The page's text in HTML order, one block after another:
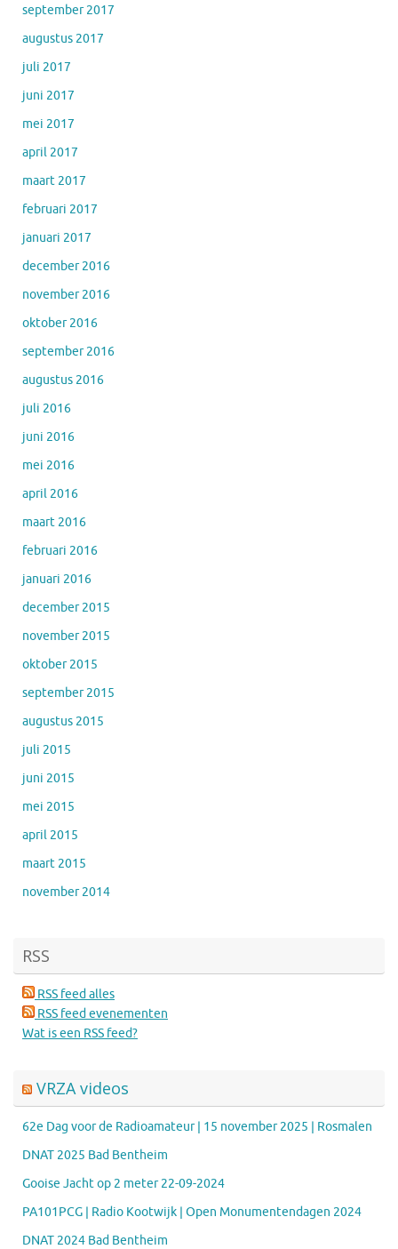
september 2017
augustus 2017
juli 2017
juni 2017
mei 2017
april 2017
maart 2017
februari 2017
januari 2017
december 2016
november 2016
oktober 2016
september 2016
augustus 2016
juli 2016
juni 2016
mei 2016
april 2016
maart 2016
februari 2016
januari 2016
december 2015
november 2015
oktober 2015
september 2015
augustus 2015
juli 2015
juni 2015
mei 2015
april 2015
maart 2015
november 2014
RSS
RSS feed alles
RSS feed evenementen
Wat is een RSS feed?
VRZA videos
62e Dag voor de Radioamateur | 15 november 2025 | Rosmalen
DNAT 2025 Bad Bentheim
Gooise Jacht op 2 meter 22-09-2024
PA101PCG | Radio Kootwijk | Open Monumentendagen 2024
DNAT 2024 Bad Bentheim